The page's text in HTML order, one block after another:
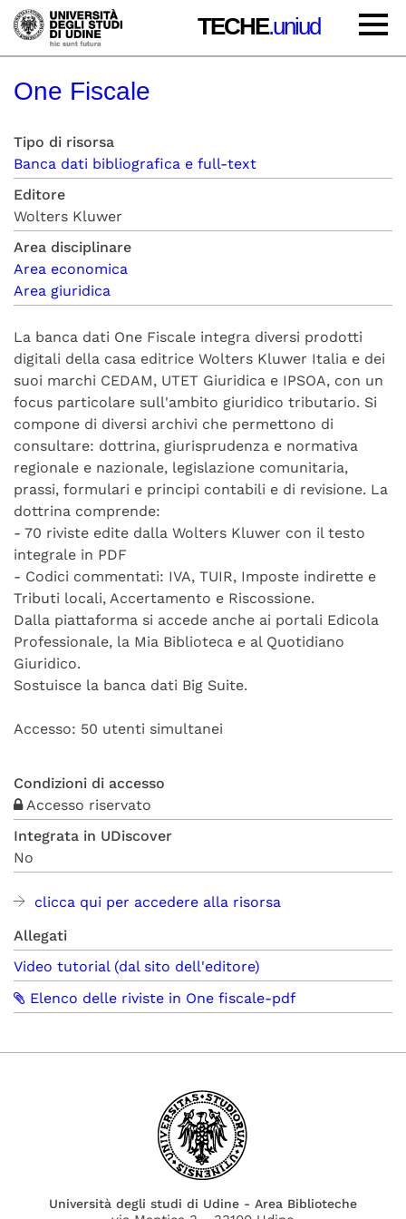
TECHE.uniud
One Fiscale
Tipo di risorsa
Banca dati bibliografica e full-text
Editore
Wolters Kluwer
Area disciplinare
Area economica
Area giuridica
La banca dati One Fiscale integra diversi prodotti
digitali della casa editrice Wolters Kluwer Italia e dei
suoi marchi CEDAM, UTET Giuridica e IPSOA, con un
focus particolare sull'ambito giuridico tributario. Si
compone di diversi archivi che permettono di
consultare: dottrina, giurisprudenza e normativa
regionale e nazionale, legislazione comunitaria,
prassi, formulari e principi contabili e di revisione. La
dottrina comprende:
- 70 riviste edite dalla Wolters Kluwer con il testo
integrale in PDF
- Codici commentati: IVA, TUIR, Imposte indirette e
Tributi locali, Accertamento e Riscossione.
Dalla piattaforma si accede anche ai portali Edicola
Professionale, la Mia Biblioteca e al Quotidiano
Giuridico.
Sostuisce la banca dati Big Suite.
Accesso: 50 utenti simultanei
Condizioni di accesso
Accesso riservato
Integrata in UDiscover
No
clicca qui per accedere alla risorsa
Allegati
Video tutorial (dal sito dell'editore)
Elenco delle riviste in One fiscale-pdf
Università degli studi di Udine - Area Biblioteche